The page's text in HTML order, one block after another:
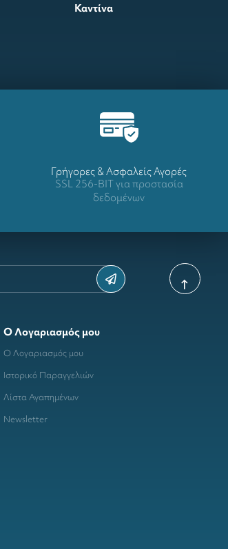
Καντίνα
Γρήγορες & Ασφαλείς Αγορές
SSL 256-BIT για προστασία
δεδομένων
Ο Λογαριασμός μου
Ο Λογαριασμός μου
Ιστορικό Παραγγελιών
Λίστα Αγαπημένων
Newsletter